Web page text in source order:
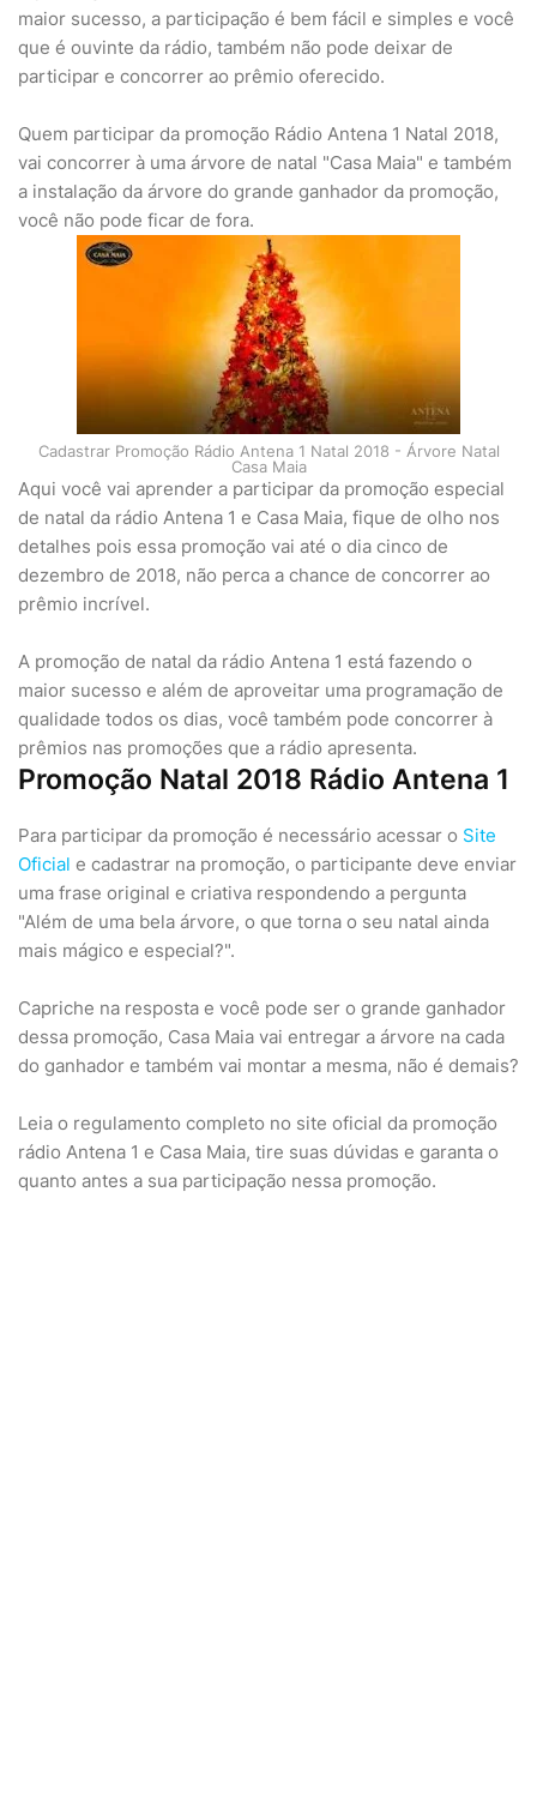
maior sucesso, a participação é bem fácil e simples e você
que é ouvinte da rádio, também não pode deixar de
participar e concorrer ao prêmio oferecido.
Quem participar da promoção Rádio Antena 1 Natal 2018,
vai concorrer à uma árvore de natal "Casa Maia" e também
a instalação da árvore do grande ganhador da promoção,
você não pode ficar de fora.
Cadastrar Promoção Rádio Antena 1 Natal 2018 - Árvore Natal
Casa Maia
Aqui você vai aprender a participar da promoção especial
de natal da rádio Antena 1 e Casa Maia, fique de olho nos
detalhes pois essa promoção vai até o dia cinco de
dezembro de 2018, não perca a chance de concorrer ao
prêmio incrível.
A promoção de natal da rádio Antena 1 está fazendo o
maior sucesso e além de aproveitar uma programação de
qualidade todos os dias, você também pode concorrer à
prêmios nas promoções que a rádio apresenta.
Promoção Natal 2018 Rádio Antena 1
Para participar da promoção é necessário acessar o Site
Oficial e cadastrar na promoção, o participante deve enviar
uma frase original e criativa respondendo a pergunta
"Além de uma bela árvore, o que torna o seu natal ainda
mais mágico e especial?".
Capriche na resposta e você pode ser o grande ganhador
dessa promoção, Casa Maia vai entregar a árvore na cada
do ganhador e também vai montar a mesma, não é demais?
Leia o regulamento completo no site oficial da promoção
rádio Antena 1 e Casa Maia, tire suas dúvidas e garanta o
quanto antes a sua participação nessa promoção.